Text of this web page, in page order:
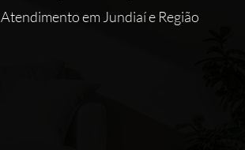
Atendimento em Jundiaí e Região